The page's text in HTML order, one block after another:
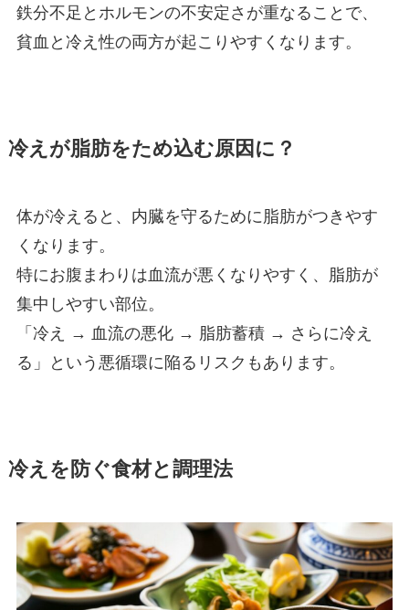
鉄分不足とホルモンの不安定さが重なることで、
貧血と冷え性の両方が起こりやすくなります。
冷えが脂肪をため込む原因に？
体が冷えると、内臓を守るために脂肪がつきやす
くなります。
特にお腹まわりは血流が悪くなりやすく、脂肪が
集中しやすい部位。
「冷え → 血流の悪化 → 脂肪蓄積 → さらに冷え
る」という悪循環に陥るリスクもあります。
冷えを防ぐ食材と調理法